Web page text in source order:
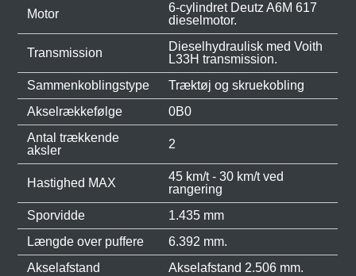
Motor
6-cylindret Deutz A6M 617
dieselmotor.
Transmission
Dieselhydraulisk med Voith
L33H transmission.
Sammenkoblingstype
Træktøj og skruekobling
Akselrækkefølge
0B0
Antal trækkende
aksler
2
Hastighed MAX
45 km/t - 30 km/t ved
rangering
Sporvidde
1.435 mm
Længde over puffere
6.392 mm.
Akselafstand
Akselafstand 2.506 mm.